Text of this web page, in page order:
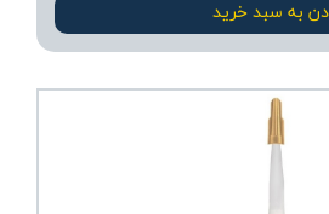
به سبد خرید